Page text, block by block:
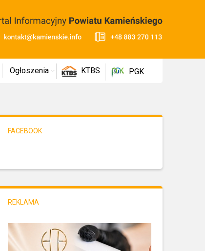
Ogłoszenia KTBS PGK
FACEBOOK
REKLAMA